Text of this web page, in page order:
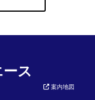
ス
案内地図